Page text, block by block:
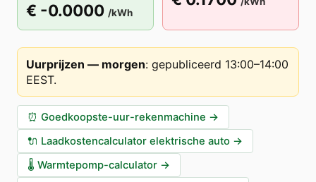
€ -0.0000 /kWh
Uurprijzen — morgen: gepubliceerd 13:00–14:00
EEST.
⏰ Goedkoopste-uur-rekenmachine →
🔌 Laadkostencalculator elektrische auto →
🌡️ Warmtepomp-calculator →